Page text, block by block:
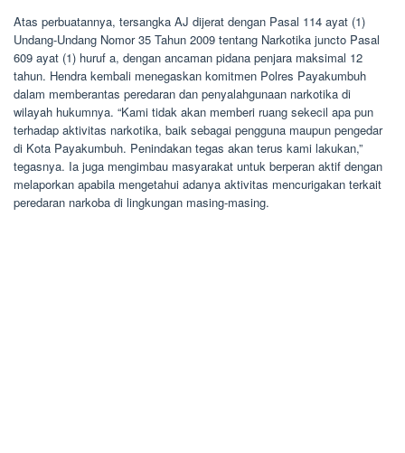
Atas perbuatannya, tersangka AJ dijerat dengan Pasal 114 ayat (1)
Undang-Undang Nomor 35 Tahun 2009 tentang Narkotika juncto Pasal
609 ayat (1) huruf a, dengan ancaman pidana penjara maksimal 12
tahun. Hendra kembali menegaskan komitmen Polres Payakumbuh
dalam memberantas peredaran dan penyalahgunaan narkotika di
wilayah hukumnya. “Kami tidak akan memberi ruang sekecil apa pun
terhadap aktivitas narkotika, baik sebagai pengguna maupun pengedar
di Kota Payakumbuh. Penindakan tegas akan terus kami lakukan,”
tegasnya. Ia juga mengimbau masyarakat untuk berperan aktif dengan
melaporkan apabila mengetahui adanya aktivitas mencurigakan terkait
peredaran narkoba di lingkungan masing-masing.